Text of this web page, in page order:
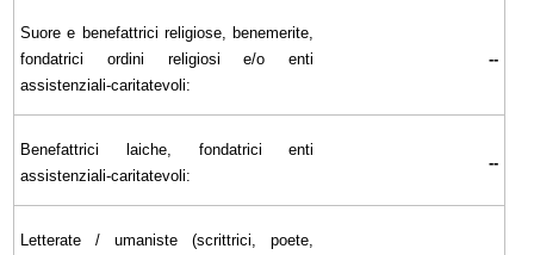
Suore e benefattrici religiose, benemerite,
fondatrici ordini religiosi e/o enti
assistenziali-caritatevoli:
--
Benefattrici laiche, fondatrici enti
assistenziali-caritatevoli:
--
Letterate / umaniste (scrittrici, poete,